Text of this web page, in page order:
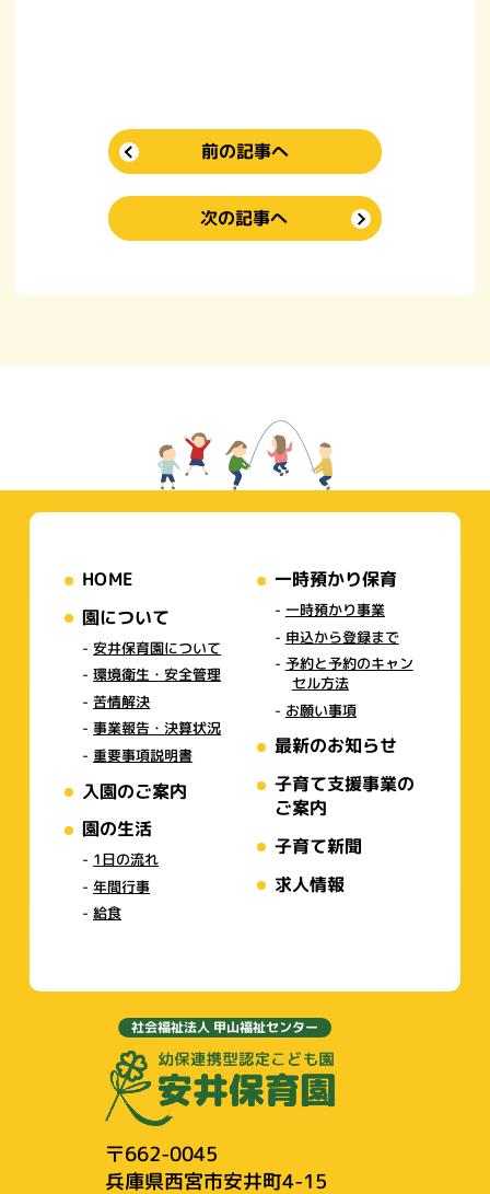
前の記事へ
次の記事へ
HOME
園について
安井保育園について
環境衛生・安全管理
苦情解決
事業報告・決算状況
重要事項説明書
入園のご案内
園の生活
1日の流れ
年間行事
給食
一時預かり保育
一時預かり事業
申込から登録まで
予約と予約のキャン
セル方法
お願い事項
最新のお知らせ
子育て支援事業の
ご案内
子育て新聞
求人情報
社会福祉法人 甲山福祉センター
〒662-0045
兵庫県西宮市安井町4-15